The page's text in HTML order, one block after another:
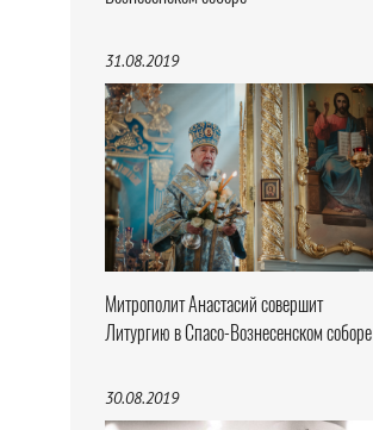
31.08.2019
Митрополит Анастасий совершит
Литургию в Спасо-Вознесенском соборе
30.08.2019